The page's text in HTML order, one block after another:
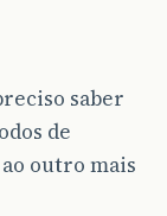
saber
de
outro mais